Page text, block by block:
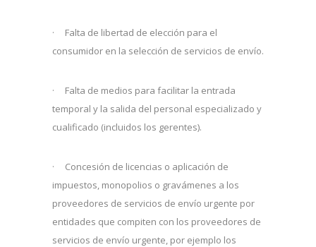
· Falta de libertad de elección para el
consumidor en la selección de servicios de envío.
· Falta de medios para facilitar la entrada
temporal y la salida del personal especializado y
cualificado (incluidos los gerentes).
· Concesión de licencias o aplicación de
impuestos, monopolios o gravámenes a los
proveedores de servicios de envío urgente por
entidades que compiten con los proveedores de
servicios de envío urgente, por ejemplo los